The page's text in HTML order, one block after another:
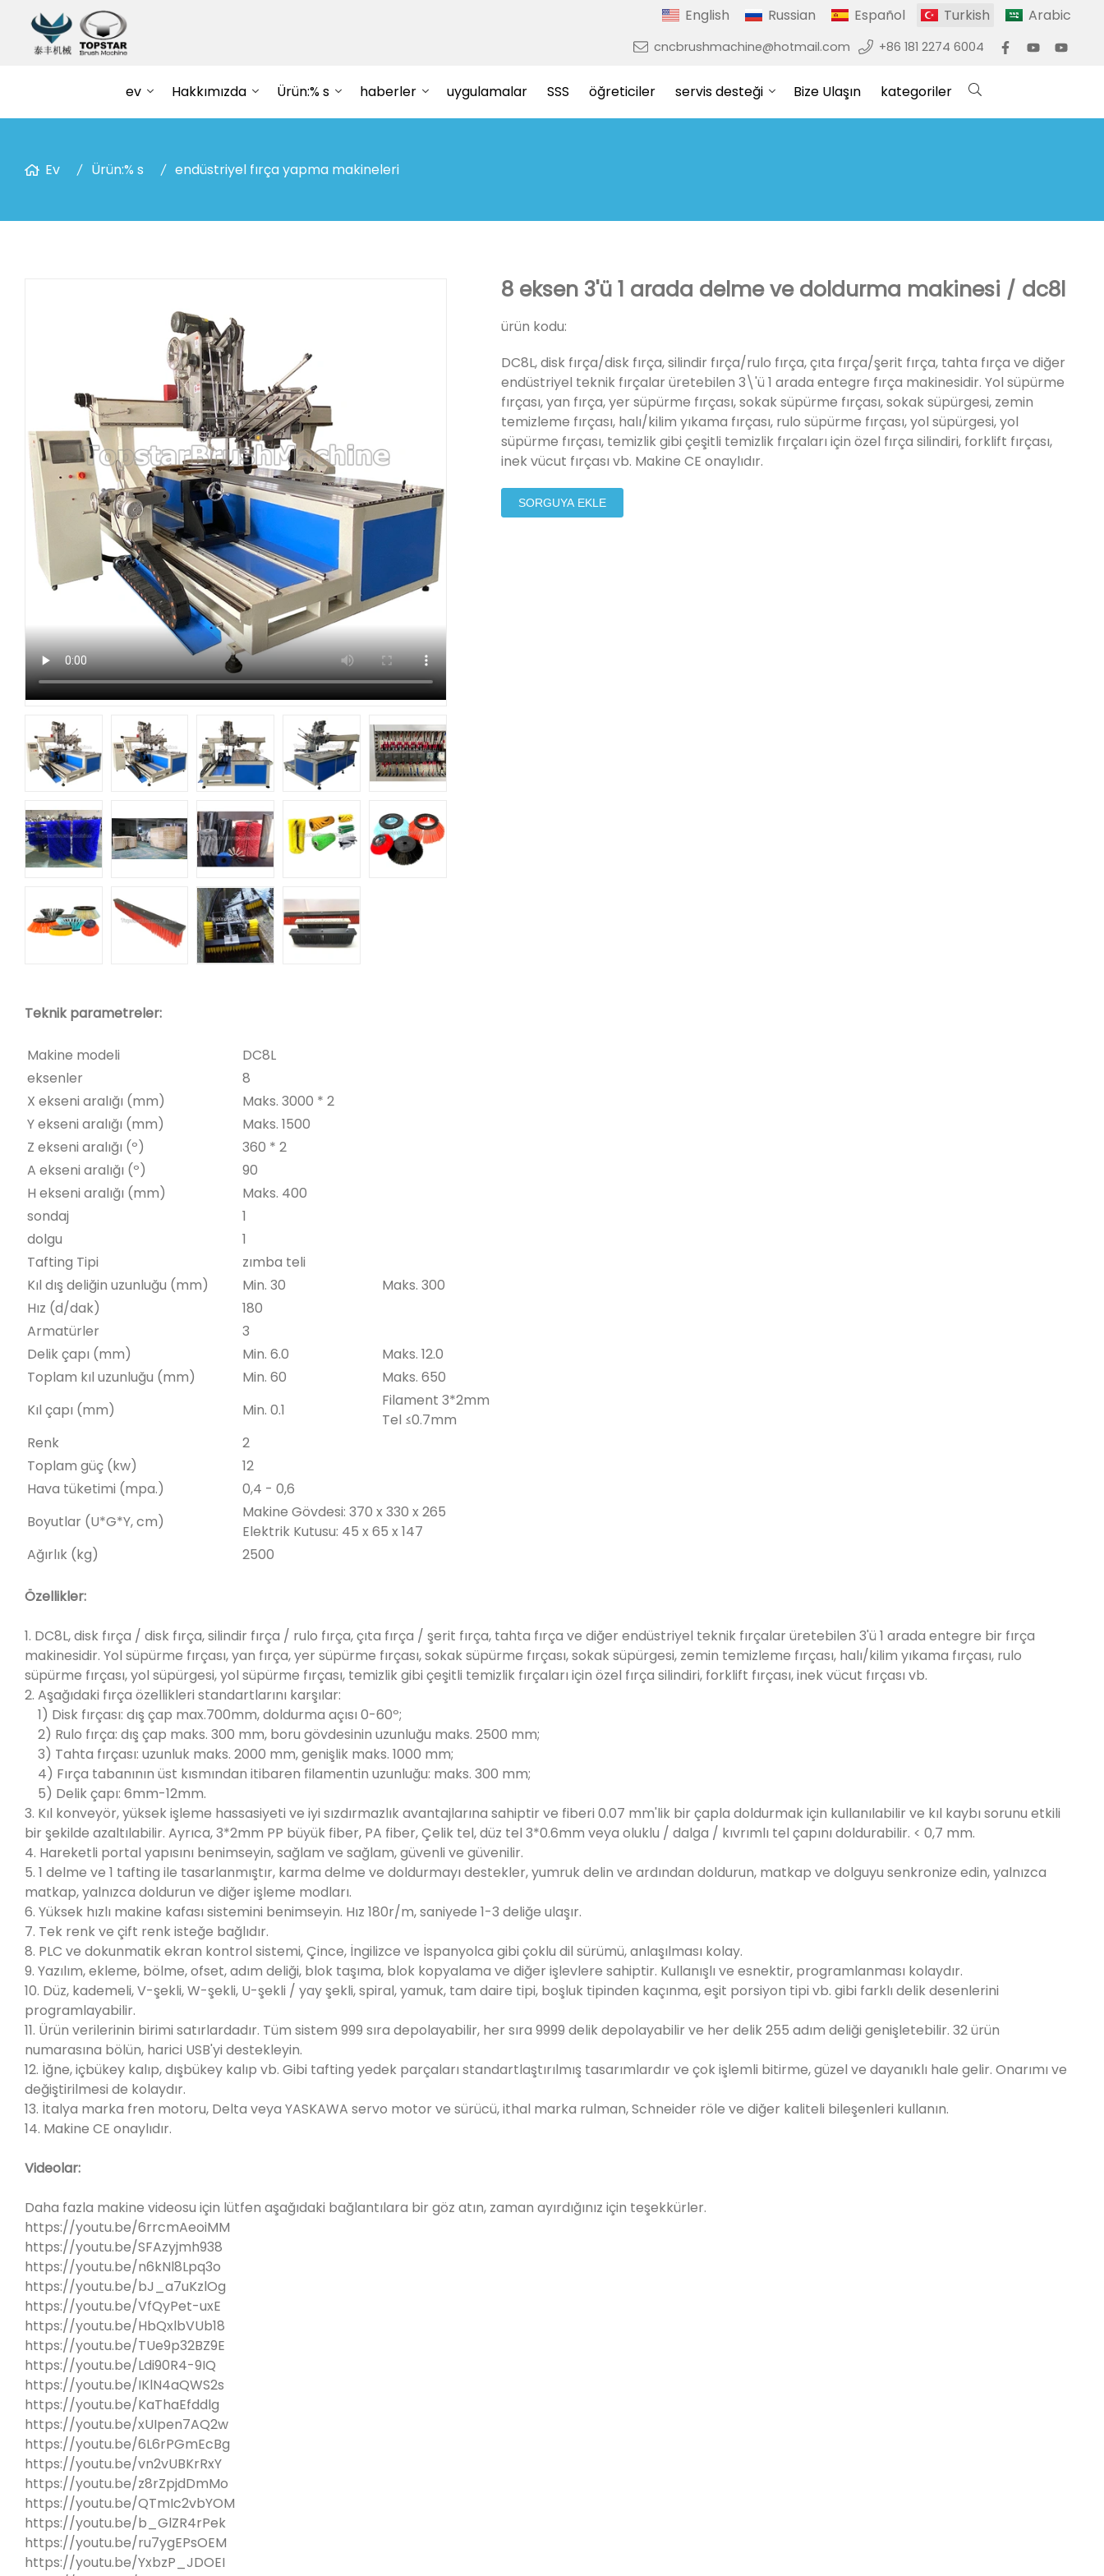
English Russian Español Turkish Arabic
cncbrushmachine@hotmail.com +86 181 2274 6004
ev Hakkımızda Ürün:% s haberler uygulamalar SSS öğreticiler servis desteği Bize Ulaşın kategoriler
Ev Ürün:% s endüstriyel fırça yapma makineleri
8 eksen 3'ü 1 arada delme ve doldurma makinesi / dc8l
ürün kodu:
DC8L, disk fırça/disk fırça, silindir fırça/rulo fırça, çıta fırça/şerit fırça, tahta fırça ve diğer
endüstriyel teknik fırçalar üretebilen 3\'ü 1 arada entegre fırça makinesidir. Yol süpürme
fırçası, yan fırça, yer süpürme fırçası, sokak süpürme fırçası, sokak süpürgesi, zemin
temizleme fırçası, halı/kilim yıkama fırçası, rulo süpürme fırçası, yol süpürgesi, yol
süpürme fırçası, temizlik gibi çeşitli temizlik fırçaları için özel fırça silindiri, forklift fırçası,
inek vücut fırçası vb. Makine CE onaylıdır.
SORGUYA EKLE
Teknik parametreler:
Makine modeli
DC8L
eksenler
8
X ekseni aralığı (mm)
Maks. 3000 * 2
Y ekseni aralığı (mm)
Maks. 1500
Z ekseni aralığı (º)
360 * 2
A ekseni aralığı (º)
90
H ekseni aralığı (mm)
Maks. 400
sondaj
1
dolgu
1
Tafting Tipi
zımba teli
Kıl dış deliğin uzunluğu (mm)
Min. 30
Maks. 300
Hız (d/dak)
180
Armatürler
3
Delik çapı (mm)
Min. 6.0
Maks. 12.0
Toplam kıl uzunluğu (mm)
Min. 60
Maks. 650
Kıl çapı (mm)
Min. 0.1
Filament 3*2mm
Tel ≤0.7mm
Renk
2
Toplam güç (kw)
12
Hava tüketimi (mpa.)
0,4 - 0,6
Boyutlar (U*G*Y, cm)
Makine Gövdesi: 370 x 330 x 265
Elektrik Kutusu: 45 x 65 x 147
Ağırlık (kg)
2500
Özellikler:
1. DC8L, disk fırça / disk fırça, silindir fırça / rulo fırça, çıta fırça / şerit fırça, tahta fırça ve diğer endüstriyel teknik fırçalar üretebilen 3'ü 1 arada entegre bir fırça
makinesidir. Yol süpürme fırçası, yan fırça, yer süpürme fırçası, sokak süpürme fırçası, sokak süpürgesi, zemin temizleme fırçası, halı/kilim yıkama fırçası, rulo
süpürme fırçası, yol süpürgesi, yol süpürme fırçası, temizlik gibi çeşitli temizlik fırçaları için özel fırça silindiri, forklift fırçası, inek vücut fırçası vb.
2. Aşağıdaki fırça özellikleri standartlarını karşılar:
1) Disk fırçası: dış çap max.700mm, doldurma açısı 0-60º;
2) Rulo fırça: dış çap maks. 300 mm, boru gövdesinin uzunluğu maks. 2500 mm;
3) Tahta fırçası: uzunluk maks. 2000 mm, genişlik maks. 1000 mm;
4) Fırça tabanının üst kısmından itibaren filamentin uzunluğu: maks. 300 mm;
5) Delik çapı: 6mm-12mm.
3. Kıl konveyör, yüksek işleme hassasiyeti ve iyi sızdırmazlık avantajlarına sahiptir ve fiberi 0.07 mm'lik bir çapla doldurmak için kullanılabilir ve kıl kaybı sorunu etkili
bir şekilde azaltılabilir. Ayrıca, 3*2mm PP büyük fiber, PA fiber, Çelik tel, düz tel 3*0.6mm veya oluklu / dalga / kıvrımlı tel çapını doldurabilir. < 0,7 mm.
4. Hareketli portal yapısını benimseyin, sağlam ve sağlam, güvenli ve güvenilir.
5. 1 delme ve 1 tafting ile tasarlanmıştır, karma delme ve doldurmayı destekler, yumruk delin ve ardından doldurun, matkap ve dolguyu senkronize edin, yalnızca
matkap, yalnızca doldurun ve diğer işleme modları.
6. Yüksek hızlı makine kafası sistemini benimseyin. Hız 180r/m, saniyede 1-3 deliğe ulaşır.
7. Tek renk ve çift renk isteğe bağlıdır.
8. PLC ve dokunmatik ekran kontrol sistemi, Çince, İngilizce ve İspanyolca gibi çoklu dil sürümü, anlaşılması kolay.
9. Yazılım, ekleme, bölme, ofset, adım deliği, blok taşıma, blok kopyalama ve diğer işlevlere sahiptir. Kullanışlı ve esnektir, programlanması kolaydır.
10. Düz, kademeli, V-şekli, W-şekli, U-şekli / yay şekli, spiral, yamuk, tam daire tipi, boşluk tipinden kaçınma, eşit porsiyon tipi vb. gibi farklı delik desenlerini
programlayabilir.
11. Ürün verilerinin birimi satırlardadır. Tüm sistem 999 sıra depolayabilir, her sıra 9999 delik depolayabilir ve her delik 255 adım deliği genişletebilir. 32 ürün
numarasına bölün, harici USB'yi destekleyin.
12. İğne, içbükey kalıp, dışbükey kalıp vb. Gibi tafting yedek parçaları standartlaştırılmış tasarımlardır ve çok işlemli bitirme, güzel ve dayanıklı hale gelir. Onarımı ve
değiştirilmesi de kolaydır.
13. İtalya marka fren motoru, Delta veya YASKAWA servo motor ve sürücü, ithal marka rulman, Schneider röle ve diğer kaliteli bileşenleri kullanın.
14. Makine CE onaylıdır.
Videolar:
Daha fazla makine videosu için lütfen aşağıdaki bağlantılara bir göz atın, zaman ayırdığınız için teşekkürler.
https://youtu.be/6rrcmAeoiMM
https://youtu.be/SFAzyjmh938
https://youtu.be/n6kNl8Lpq3o
https://youtu.be/bJ_a7uKzlOg
https://youtu.be/VfQyPet-uxE
https://youtu.be/HbQxlbVUb18
https://youtu.be/TUe9p32BZ9E
https://youtu.be/Ldi90R4-9IQ
https://youtu.be/IKlN4aQWS2s
https://youtu.be/KaThaEfddlg
https://youtu.be/xUIpen7AQ2w
https://youtu.be/6L6rPGmEcBg
https://youtu.be/vn2vUBKrRxY
https://youtu.be/z8rZpjdDmMo
https://youtu.be/QTmIc2vbYOM
https://youtu.be/b_GlZR4rPek
https://youtu.be/ru7ygEPsOEM
https://youtu.be/YxbzP_JDOEI